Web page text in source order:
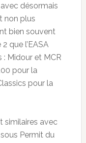
désormais
non plus
bien souvent
que l’EASA
Midour et MCR
pour la
pour la
similaires avec
Permit du